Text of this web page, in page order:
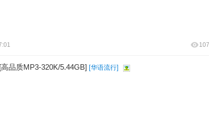
品质MP3-320K/5.44GB] [华语流行]